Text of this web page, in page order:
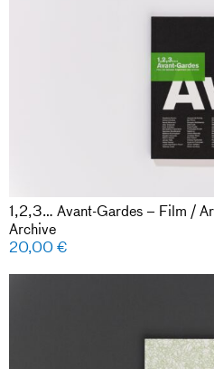
1,2,3… Avant-Gardes – Film /
Archive
20,00€